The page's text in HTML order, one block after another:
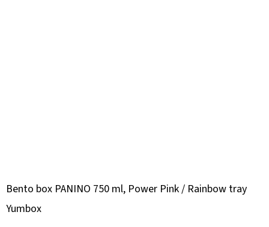
Bento box PANINO 750 ml, Power Pink / Rainbow tray
Yumbox